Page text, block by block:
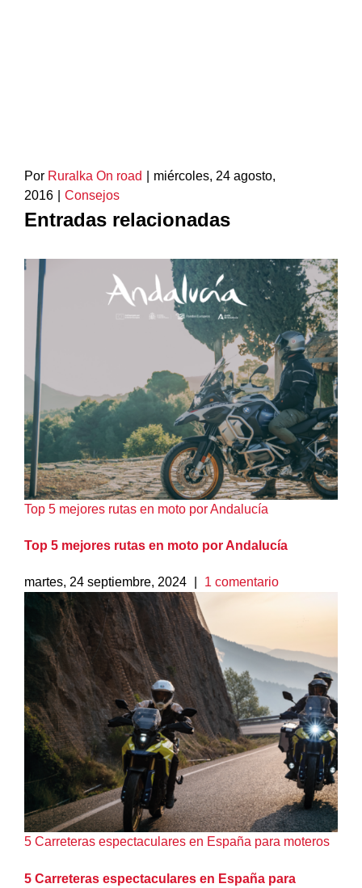
Por Ruralka On road
miércoles, 24 agosto,
2016
Consejos
Entradas relacionadas
Top 5 mejores rutas en moto por Andalucía
Top 5 mejores rutas en moto por Andalucía
martes, 24 septiembre, 2024 1 comentario
5 Carreteras espectaculares en España para moteros
5 Carreteras espectaculares en España para